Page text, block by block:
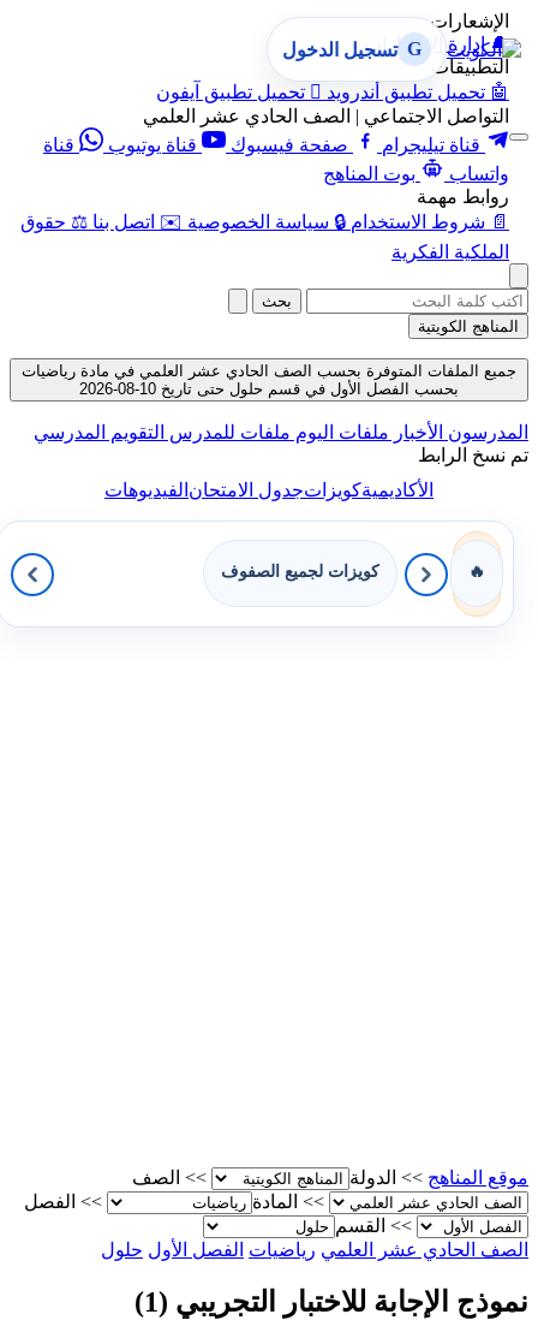
الإشعارات
🔔 إدارة الإشعارات
التطبيقات
🤖 تحميل تطبيق أندرويد  تحميل تطبيق آيفون
التواصل الاجتماعي | الصف الحادي عشر العلمي
قناة تيليجرام
صفحة فيسبوك قناة يوتيوب
قناة
واتساب
بوت المناهج
روابط مهمة
📄 شروط الاستخدام 🔒 سياسة الخصوصية ✉️ اتصل بنا ⚖️ حقوق
الملكية الفكرية
G تسجيل الدخول
بحث
المناهج الكويتية
جميع الملفات المتوفرة بحسب الصف الحادي عشر العلمي في مادة رياضيات
بحسب الفصل الأول في قسم حلول حتى تاريخ 10-08-2026
المدرسون الأخبار ملفات اليوم ملفات للمدرس التقويم المدرسي
تم نسخ الرابط
الأكاديميةكويزاتجدول الامتحانالفيديوهات
🔥 كويزات لجميع الصفوف
موقع المناهج >> الدولة >>
الصف
>>
المادة >>
الفصل
>>
القسم
الصف الحادي عشر العلمي رياضيات الفصل الأول حلول
نموذج الإجابة للاختبار التجريبي (1)